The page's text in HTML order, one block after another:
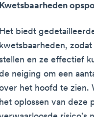
Kwetsbaarheden
Het biedt
kwetsbaarheden,
en ze effectief
neiging om een
het hoofd te zien.
het oplossen van deze